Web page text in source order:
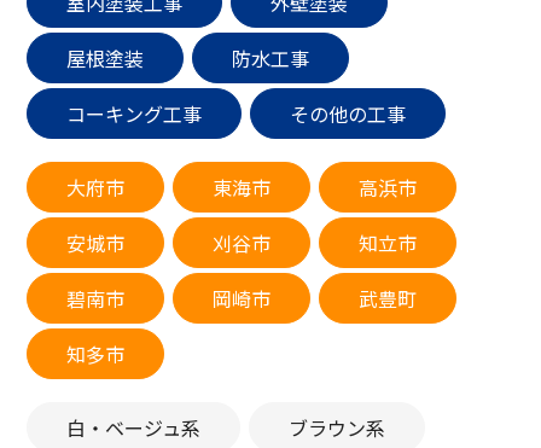
屋根塗装
防水工事
コーキング工事
その他の工事
大府市 東海市
高浜市
安城市
刈谷市
知立市
碧南市
岡崎市
武豊町
知多市
白・ベージュ系
ブラウン系